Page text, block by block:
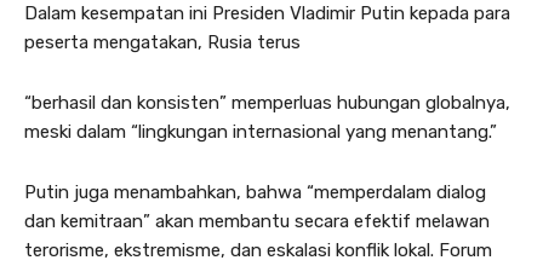
Dalam kesempatan ini Presiden Vladimir Putin kepada para
peserta mengatakan, Rusia terus
“berhasil dan konsisten” memperluas hubungan globalnya,
meski dalam “lingkungan internasional yang menantang.”
Putin juga menambahkan, bahwa “memperdalam dialog
dan kemitraan” akan membantu secara efektif melawan
terorisme, ekstremisme, dan eskalasi konflik lokal. Forum